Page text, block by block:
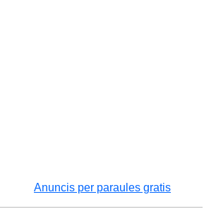
Anuncis per paraules gratis